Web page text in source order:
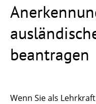
beantragen
Wenn Sie als